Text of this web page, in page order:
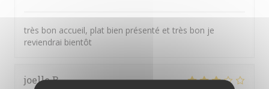
très bon accueil, plat bien présenté et très bon je
reviendrai bientôt
joelleB